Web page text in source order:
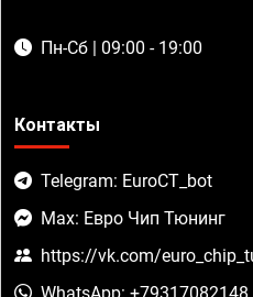
Пн-Сб | 09:00 - 19:00
Контакты
Telegram: EuroCT_bot
Max: Евро Чип Тюнинг
https://vk.com/
WhatsApp: +79317082148